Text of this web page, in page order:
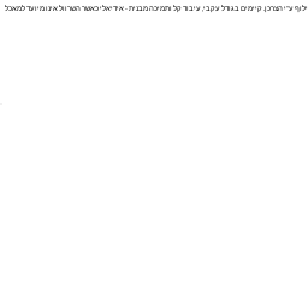
ע"י הצרכן. קיימים בגודל עקבי, עיבוד קל ותמיכה מבנית - אידיאלי כאשר השרוול אינו מיועד למאכל